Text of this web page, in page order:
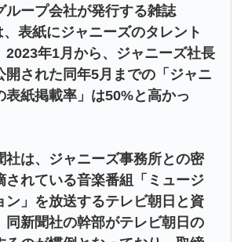
ループ会社が発行する雑誌
、表紙にジャニーズのタレント
2023年1月から、ジャニーズ社長
開された同年5月までの「ジャニ
表紙掲載率」は50%と高かっ
社は、ジャニーズ事務所との密
されている音楽番組「ミュージ
ン」を放送するテレビ朝日と資
同新聞社の幹部がテレビ朝日の